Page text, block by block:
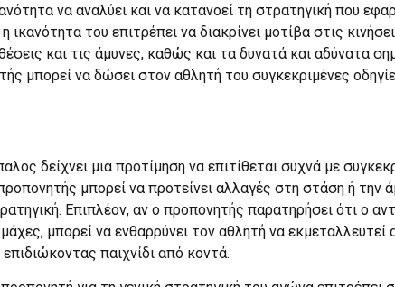
να αναλύει και να κατανοεί τη στρατηγική που
ικανότητα του επιτρέπει να διακρίνει μοτίβα στις
και τις άμυνες, καθώς και τα δυνατά και αδύνατα
μπορεί να δώσει στον αθλητή του συγκεκριμένες
δείχνει μια προτίμηση να επιτίθεται συχνά με
μπορεί να προτείνει αλλαγές στη στάση ή την
Επιπλέον, αν ο προπονητής παρατηρήσει ότι ο
μπορεί να ενθαρρύνει τον αθλητή να εκμεταλλευτεί
παιχνίδι από κοντά.